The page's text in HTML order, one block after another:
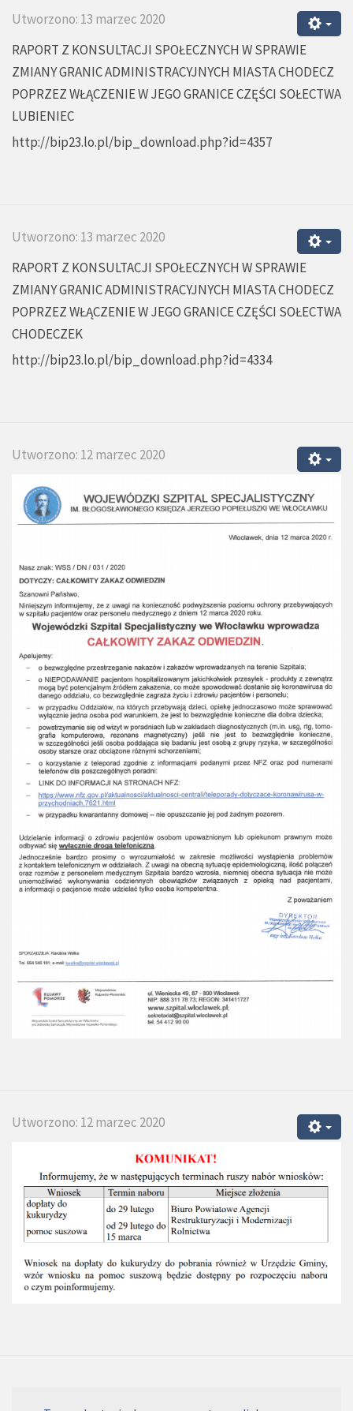
Utworzono: 13 marzec 2020
RAPORT Z KONSULTACJI SPOŁECZNYCH W SPRAWIE
ZMIANY GRANIC ADMINISTRACYJNYCH MIASTA CHODECZ
POPRZEZ WŁĄCZENIE W JEGO GRANICE CZĘŚCI SOŁECTWA
LUBIENIEC
http://bip23.lo.pl/bip_download.php?id=4357
Utworzono: 13 marzec 2020
RAPORT Z KONSULTACJI SPOŁECZNYCH W SPRAWIE
ZMIANY GRANIC ADMINISTRACYJNYCH MIASTA CHODECZ
POPRZEZ WŁĄCZENIE W JEGO GRANICE CZĘŚCI SOŁECTWA
CHODECZEK
http://bip23.lo.pl/bip_download.php?id=4334
Utworzono: 12 marzec 2020
Utworzono: 12 marzec 2020